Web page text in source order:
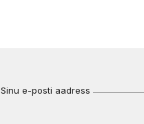
Sinu e-posti aadress